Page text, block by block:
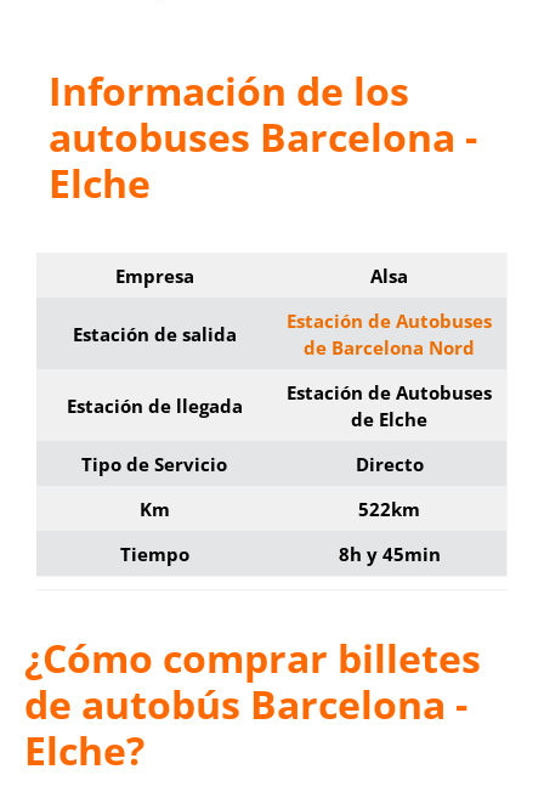
Información de los
autobuses Barcelona -
Elche
Empresa Alsa
Estación de salida
Estación de Autobuses
de Barcelona Nord
Estación de llegada
Estación de Autobuses
de Elche
Tipo de Servicio
Directo
Km
522km
Tiempo
8h y 45min
¿Cómo comprar billetes
de autobús Barcelona -
Elche?